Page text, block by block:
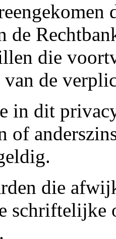
de
die
de
in dit
of
die
schriftelijke